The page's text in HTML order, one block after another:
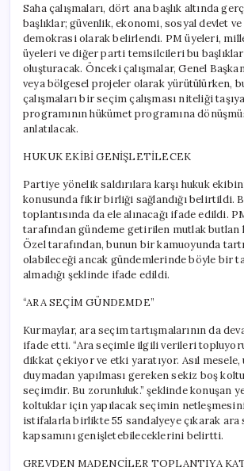
Saha çalışmaları, dört ana başlık altında
başlıklar; güvenlik, ekonomi, sosyal devlet
demokrasi olarak belirlendi. PM üyeleri,
üyeleri ve diğer parti temsilcileri bu
oluşturacak. Önceki çalışmalar, Genel
veya bölgesel projeler olarak yürütülürken,
çalışmaları bir seçim çalışması niteliği
programının hükümet programına
anlatılacak.
HUKUK EKİBİ GENİŞLETİLECEK
Partiye yönelik saldırılara karşı hukuk
konusunda fikir birliği sağlandığı belirtildi.
toplantısında da ele alınacağı ifade edildi.
tarafından gündeme getirilen mutlak butlan
Özel tarafından, bunun bir kamuoyunda
olabileceği ancak gündemlerinde böyle bir
almadığı şeklinde ifade edildi.
“ARA SEÇİM GÜNDEMDE”
Kurmaylar, ara seçim tartışmalarının da
ifade etti. “Ara seçimle ilgili verileri
dikkat çekiyor ve etki yaratıyor. Asıl mesele,
duymadan yapılması gereken sekiz boş
seçimdir. Bu zorunluluk.” şeklinde konuşan
koltuklar için yapılacak seçimin
istifalarla birlikte 55 sandalyeye çıkarak
kapsamını genişletebileceklerini belirtti.
GREVDEN MADENCİLER TOPLANTIYA